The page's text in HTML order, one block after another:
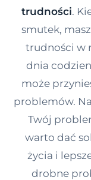
trudności.
smutek,
trudności w
dnia
może
problemów.
Twój
warto dać
życia i
drobne